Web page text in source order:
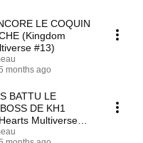
LE COQUIN
(Kingdom
#13)
months ago
BATTU LE
DE KH1
Multiverse